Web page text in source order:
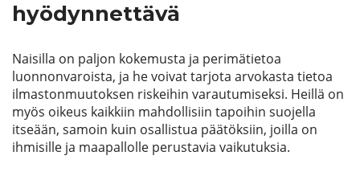
hyödynnettävä
Naisilla on paljon kokemusta ja perimätietoa
luonnonvaroista, ja he voivat tarjota arvokasta tietoa
ilmastonmuutoksen riskeihin varautumiseksi. Heillä on
myös oikeus kaikkiin mahdollisiin tapoihin suojella
itseään, samoin kuin osallistua päätöksiin, joilla on
ihmisille ja maapallolle perustavia vaikutuksia.